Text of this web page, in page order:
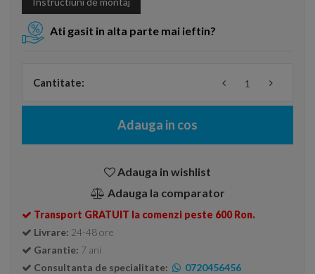
Ati gasit in alta parte mai ieftin?
Cantitate:
Adauga in cos
Adauga in wishlist
Adauga la comparator
Transport GRATUIT la comenzi peste 600 Ron.
Livrare: 24-48 ore
Garantie: 7 ani
Consultanta de specialitate:
0720456456